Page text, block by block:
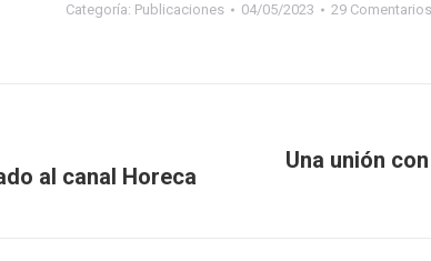
Categoría: Publicaciones 04/05/2023 29 Comentarios
al canal Horeca
Una unión